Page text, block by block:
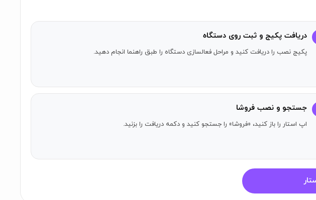
دریافت پکیج و ثبت روی دستگاه
پکیج نصب را دریافت کنید و مراحل فعالسازی دستگاه را طبق راهنما انجام دهید.
جستجو و نصب فروشا
اپ استار را باز کنید، «فروشا» را جستجو کنید و دکمه دریافت را بزنید.